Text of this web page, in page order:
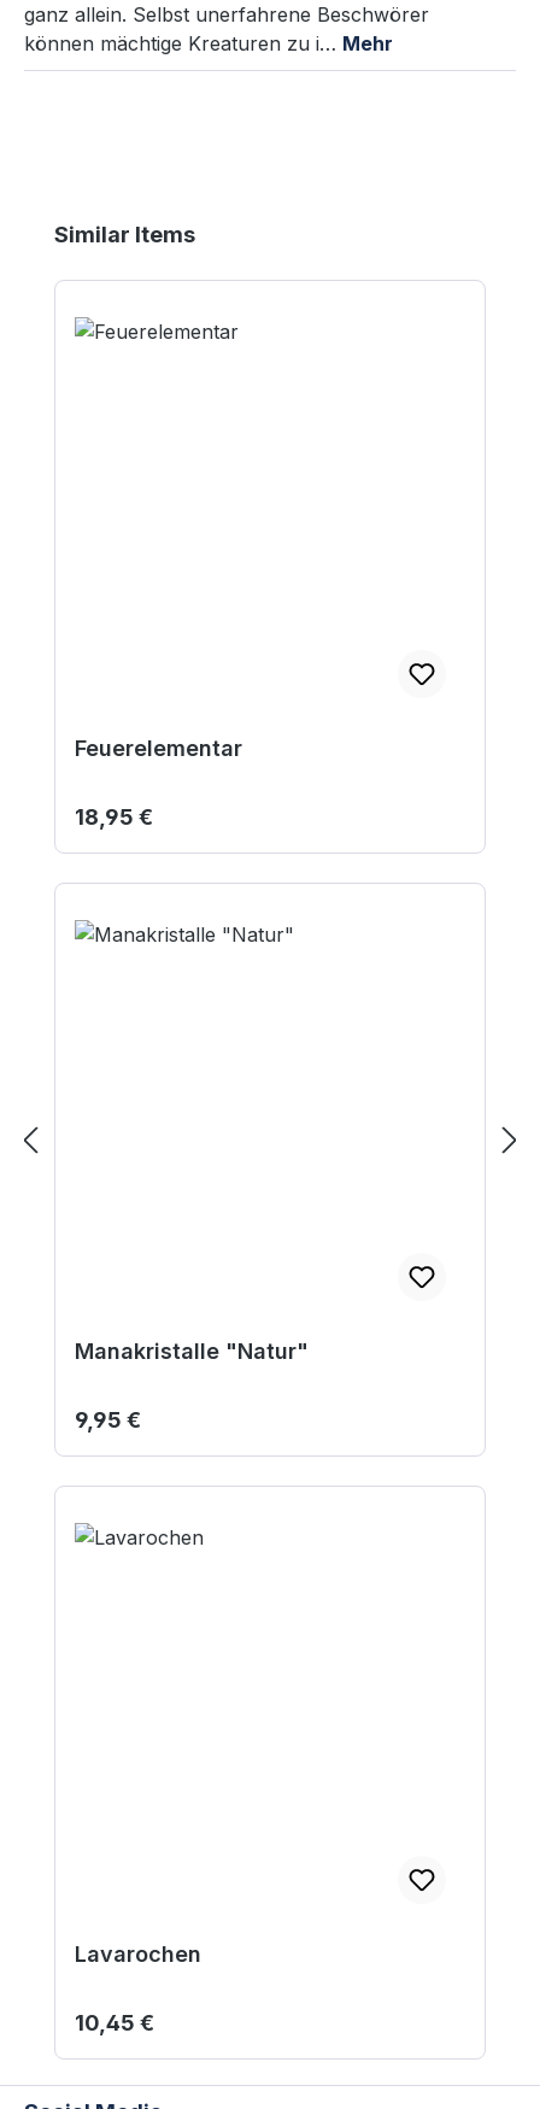
ganz allein. Selbst unerfahrene Beschwörer
können mächtige Kreaturen zu i… Mehr
Produktgalerie überspringen
Similar Items
Feuerelementar
Regulärer Preis:
18,95 €
Manakristalle "Natur"
Regulärer Preis:
9,95 €
Lavarochen
Regulärer Preis:
10,45 €